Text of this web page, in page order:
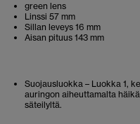
green lens
Linssi 57 mm
Sillan leveys 16 mm
Aisan pituus 143 mm
Suojausluokka – Luokka 1,
auringon aiheuttamalta
säteilyltä.